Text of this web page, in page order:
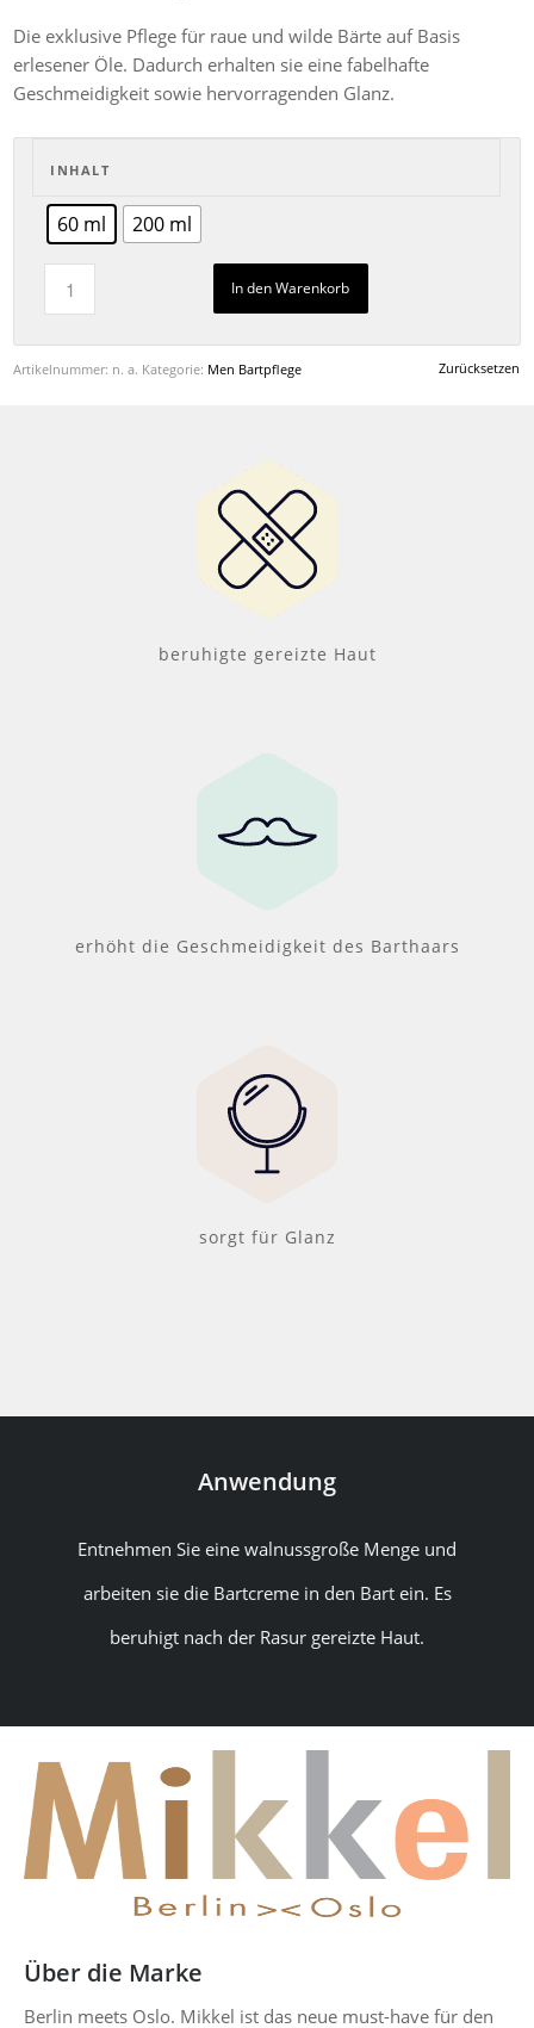
Die exklusive Pflege für raue und wilde Bärte auf Basis
erlesener Öle. Dadurch erhalten sie eine fabelhafte
Geschmeidigkeit sowie hervorragenden Glanz.
INHALT
60 ml 200 ml
Zurücksetzen
In den Warenkorb
Artikelnummer: n. a. Kategorie: Men Bartpflege
beruhigte gereizte Haut
erhöht die Geschmeidigkeit des Barthaars
sorgt für Glanz
Anwendung
Entnehmen Sie eine walnussgroße Menge und
arbeiten sie die Bartcreme in den Bart ein. Es
beruhigt nach der Rasur gereizte Haut.
Über die Marke
Berlin meets Oslo. Mikkel ist das neue must-have für den